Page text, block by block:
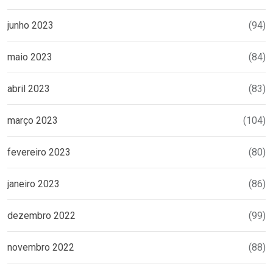
junho 2023 (94)
maio 2023 (84)
abril 2023 (83)
março 2023 (104)
fevereiro 2023 (80)
janeiro 2023 (86)
dezembro 2022 (99)
novembro 2022 (88)